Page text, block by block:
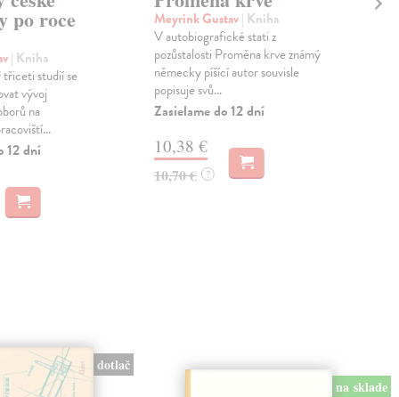
po roce
| Kniha
studií se
vývoj
na
12 dní
Meyrink Gustav| Kniha
V autobiografické stati z
pozůstalosti Proměna krve známý
německy píšící autor souvisle
popisuje svů...
Zasielame do 12 dní
10,38 €
10,70 € ?
dotlač
na sklade